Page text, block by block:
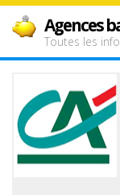
Agences
Toutes les